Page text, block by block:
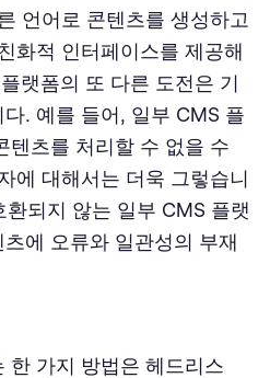
언어로 콘텐츠를 생성하고
화적 인터페이스를 제공해
랫폼의 또 다른 도전은 기
. 예를 들어, 일부 CMS 플
텐츠를 처리할 수 없을 수
에 대해서는 더욱 그렇습니
되지 않는 일부 CMS 플랫
에 오류와 일관성의 부재
한 가지 방법은 헤드리스